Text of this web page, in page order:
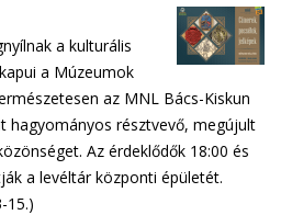
a kulturális
a Múzeumok
az MNL Bács-Kiskun
hagyományos résztvevő, megújult
Az érdeklődők 18:00 és
a levéltár központi épületét.
15.)